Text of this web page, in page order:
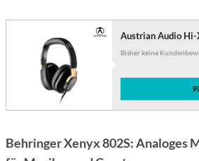
Austrian Audio Hi-
Bisher keine
Behringer Xenyx 802S: Analoges